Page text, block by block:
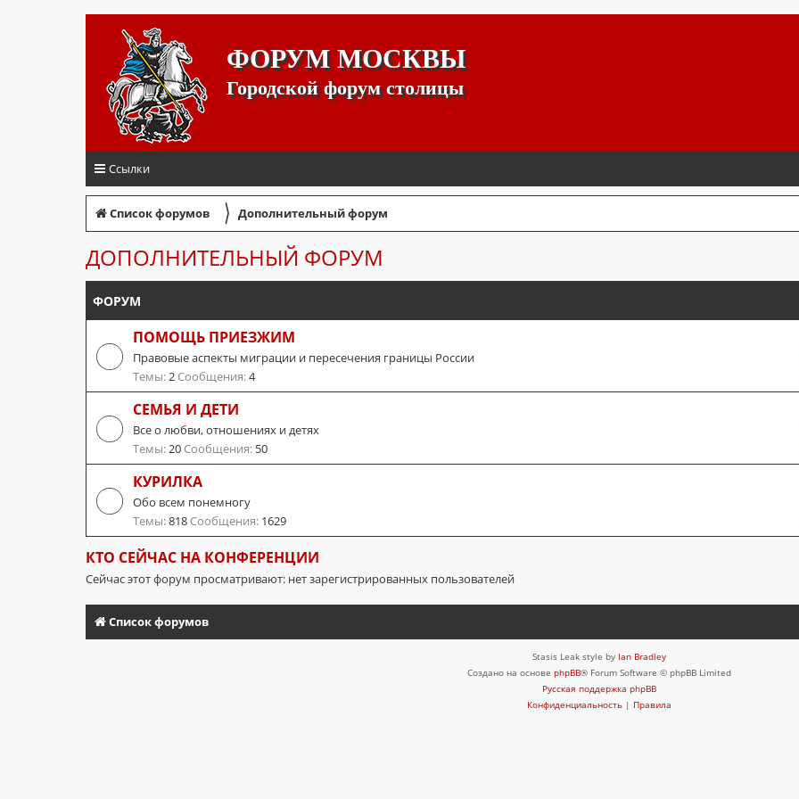
ФОРУМ МОСКВЫ
Городской форум столицы
Ссылки
Список форумов 〉 Дополнительный форум
ДОПОЛНИТЕЛЬНЫЙ ФОРУМ
ФОРУМ
ПОМОЩЬ ПРИЕЗЖИМ
Правовые аспекты миграции и пересечения границы России
Темы:2 Сообщения:4
СЕМЬЯ И ДЕТИ
Все о любви, отношениях и детях
Темы:20 Сообщения: 50
КУРИЛКА
Обо всем понемногу
Темы:818 Сообщения: 1629
КТО СЕЙЧАС НА КОНФЕРЕНЦИИ
Сейчас этот форум просматривают: нет зарегистрированных пользователей
Список форумов
Stasis Leak style by Ian Bradley
Создано на основе phpBB® Forum Software © phpBB Limited
Русская поддержка phpBB
Конфиденциальность | Правила